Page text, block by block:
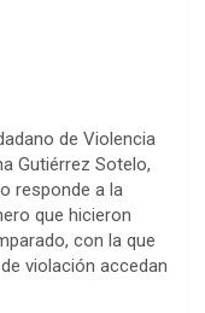
de Violencia
Gutiérrez Sotelo,
responde a la
que hicieron
con la que
violación accedan